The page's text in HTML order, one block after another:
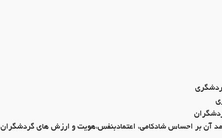
آن بر احساس شادکامی، اعتمادبنفس،هویت و ارزش های گردشگران